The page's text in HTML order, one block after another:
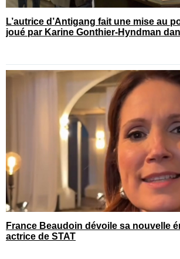
L’autrice d’Antigang fait une mise au
joué par Karine Gonthier-Hyndman
France Beaudoin dévoile sa nouvelle
actrice de STAT